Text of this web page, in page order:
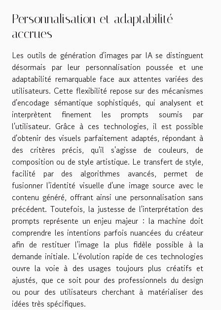
Personnalisation et adaptabilité
accrues
Les outils de génération d'images par IA se distinguent
désormais par leur personnalisation poussée et une
adaptabilité remarquable face aux attentes variées des
utilisateurs. Cette flexibilité repose sur des mécanismes
d'encodage sémantique sophistiqués, qui analysent et
interprètent finement les prompts soumis par
l'utilisateur. Grâce à ces technologies, il est possible
d'obtenir des visuels parfaitement adaptés, répondant à
des critères précis, qu'il s'agisse de couleurs, de
composition ou de style artistique. Le transfert de style,
facilité par des algorithmes avancés, permet de
fusionner l'identité visuelle d'une image source avec le
contenu généré, offrant ainsi une personnalisation sans
précédent. Toutefois, la justesse de l'interprétation des
prompts représente un enjeu majeur : la machine doit
comprendre les intentions parfois nuancées du créateur
afin de restituer l'image la plus fidèle possible à la
demande initiale. L'évolution rapide de ces technologies
ouvre la voie à des usages toujours plus créatifs et
ajustés, que ce soit pour des professionnels du design
ou pour des utilisateurs cherchant à matérialiser des
idées très spécifiques.